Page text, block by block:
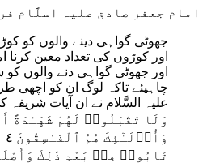
امام جعفر صادق علیہ اسلَّام
جھوٹی گواہی دینے والوں کو
اور کوڑوں کی تعداد معین
اور جھوٹی گواہی دنے والوں کو
چاہیئے تاکہ لوگ ان کو اچھی
علیہ السَّلام نے ان آیات شریفہ
وَلَا تَقْبَلُوا۟ لَهُمْ
تَابُوا۟ مِنۢ بَعْدِ ذَٰلِكَ